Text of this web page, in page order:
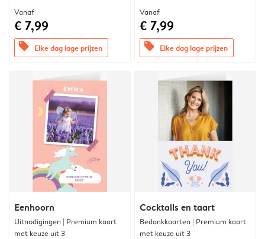
Vanaf
€ 7,99
offers Elke dag lage prijzen
Vanaf
€ 7,99
offers Elke dag lage prijzen
Eenhoorn
Uitnodigingen | Premium kaart
met keuze uit 3
Cocktails en taart
Bedankkaarten | Premium kaart
met keuze uit 3